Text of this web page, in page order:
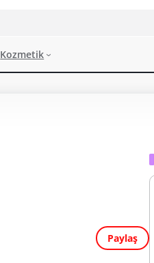
Kozmetik
Paylaş